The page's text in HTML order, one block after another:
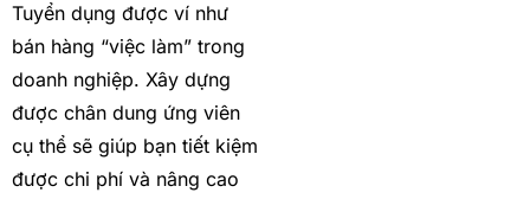
Tuyển dụng được ví như
bán hàng “việc làm” trong
doanh nghiệp. Xây dựng
được chân dung ứng viên
cụ thể sẽ giúp bạn tiết kiệm
được chi phí và nâng cao